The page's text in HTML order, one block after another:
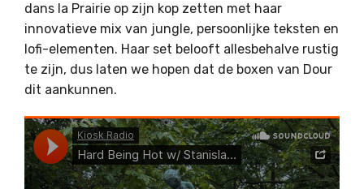
dans la Prairie op zijn kop zetten met haar
innovatieve mix van jungle, persoonlijke teksten en
lofi-elementen. Haar set belooft allesbehalve rustig
te zijn, dus laten we hopen dat de boxen van Dour
dit aankunnen.